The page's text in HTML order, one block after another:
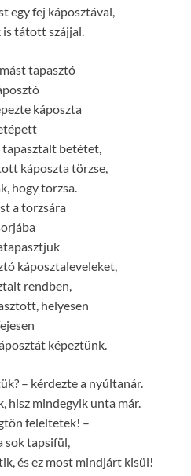
egy fej káposztával,
tátott szájjal.
tapasztó
káposzta
betétet,
káposzta törzse,
hogy torzsa.
a torzsára
káposztaleveleket,
rendben,
helyesen
képeztünk.
– kérdezte a nyúltanár.
hisz mindegyik unta már.
feleltetek! –
sok tapsifül,
és ez most mindjárt kisül!